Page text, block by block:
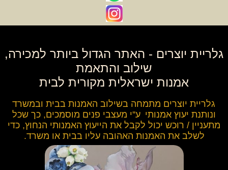
גלריית יוצרים - האתר הגדול ביותר למכירה,
שילוב והתאמת
אמנות ישראלית מקורית לבית
גלריית יוצרים מתמחה בשילוב האמנות בבית ובמשרד
ונותנת יעוץ אמנותי ע''י מעצבי פנים מוסמכים, כך שכל
מתעניין / רוכש יכול לקבל את הייעוץ האמנותי הנחוץ, כדי
לשלב את האמנות האהובה עליו בבית או משרד.